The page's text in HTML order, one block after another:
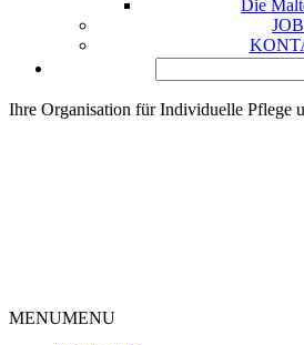
Die
Ihre Organisation für Individuelle Pflege
MENUMENU